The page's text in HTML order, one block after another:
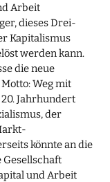
Arbeit
dieses Drei-
Kapitalismus
werden kann.
die neue
Weg mit
Jahrhundert
der
könnte an die
Gesellschaft
und Arbeit